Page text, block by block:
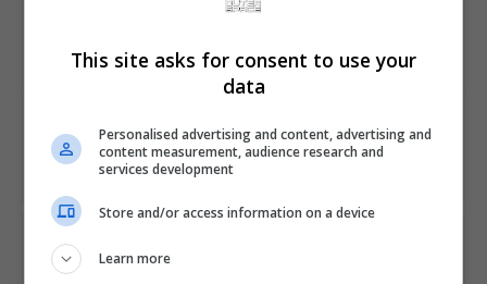
PREVIOUS ARTICLE
novo trailer de Yakuza 6
Com Wii U no fim, Nintendo tem maior prejuízo em cinco
anos
ÚLTIMAS NOTÍCIAS
This site asks for consent to use your
data
Personalised advertising and content, advertising and
content measurement, audience research and
services development
Store and/or access information on a device
Learn more